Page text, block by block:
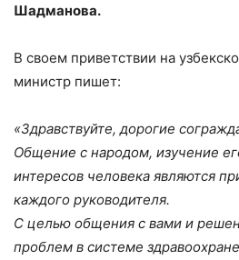
Шадманова.
В своем приветствии на
министр пишет:
«Здравствуйте, дорогие
Общение с народом, изучение
интересов человека являются
каждого руководителя.
С целью общения с вами и
проблем в системе